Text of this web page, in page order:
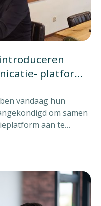
platform
sector
vandaag hun
om samen
aan te